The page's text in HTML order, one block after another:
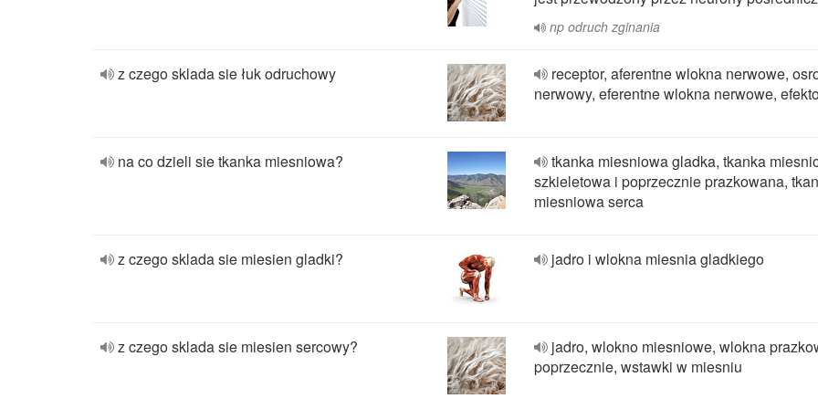
np odruch zginania
z czego sklada sie łuk odruchowy
receptor, aferentne wlokna nerwowe,
nerwowy, eferentne wlokna nerwowe,
na co dzieli sie tkanka miesniowa?
tkanka miesniowa gladka, tkanka
szkieletowa i poprzecznie prazkowana,
miesniowa serca
z czego sklada sie miesien gladki? jadro i wlokna miesnia gladkiego
z czego sklada sie miesien sercowy?
jadro, wlokno miesniowe, wlokna
poprzecznie, wstawki w miesniu